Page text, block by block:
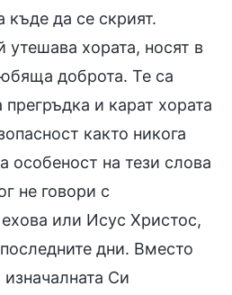
да се скрият.
утешава хората, носят в
доброта. Те са
и карат хората
както никога
особеност на тези слова
не говори с
или Исус Христос,
дни. Вместо
изначалната Си